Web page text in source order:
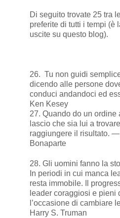
Di seguito trovate 25 tra
preferite di tutti i tempi (è
uscite su questo blog).
26. Tu non guidi
dicendo alle persone
conduci andandoci ed
Ken Kesey
27. Quando do un ordine
lascio che sia lui a
raggiungere il risultato.
Bonaparte
28. Gli uomini fanno la
In periodi in cui manca
resta immobile. Il
leader coraggiosi e pieni
l’occasione di cambiare
Harry S. Truman